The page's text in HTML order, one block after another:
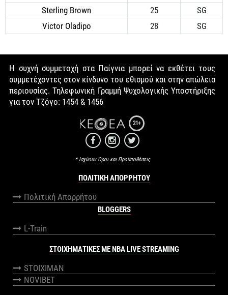
Sterling Brown
25
SG
Victor Oladipo
28 SG
Η συχνή συμμετοχή στα Παίγνια μπορεί να εκθέτει τους
συμμετέχοντες στον κίνδυνο του εθισμού και στην απώλεια
περιουσίας. Τηλεφωνική Γραμμή Ψυχολογικής Υποστήριξης
για τον Τζόγο: 1454 & 1456
21+
* Ισχύουν Όροι και Προϋποθέσεις
ΠΟΛΙΤΙΚΉ ΑΠΟΡΡΉΤΟΥ
Πολιτική Απορρήτου
BLOGGERS
L-Train
ΣΤΟΙΧΗΜΑΤΙΚΕΣ ΜΕ NBA LIVE STREAMING
STOIXIMAN
NOVIBET